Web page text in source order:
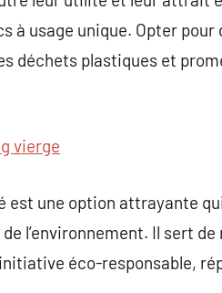
à usage unique. Opter
déchets plastiques et
vierge
est une option attrayante
l’environnement. Il sert
éco-responsable,